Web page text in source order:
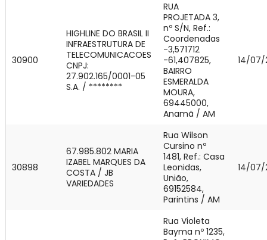
30900
HIGHLINE DO BRASIL II
INFRAESTRUTURA DE
TELECOMUNICACOES
CNPJ:
27.902.165/0001-05
S.A. / ********
RUA
PROJETADA 3,
nº S/N, Ref.:
Coordenadas
-3,571712
-61,407825,
BAIRRO
ESMERALDA
MOURA,
69445000,
Anamã / AM
14/07/
30898
67.985.802 MARIA
IZABEL MARQUES DA
COSTA / JB
VARIEDADES
Rua Wilson
Cursino nº
1481, Ref.: Casa
Leonidas,
União,
69152584,
Parintins / AM
14/07/
Rua Violeta
Bayma nº 1235,